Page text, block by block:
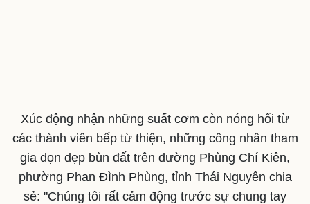
Xúc động nhận những suất cơm còn nóng hổi từ
các thành viên bếp từ thiện, những công nhân tham
gia dọn dẹp bùn đất trên đường Phùng Chí Kiên,
phường Phan Đình Phùng, tỉnh Thái Nguyên chia
sẻ: "Chúng tôi rất cảm động trước sự chung tay